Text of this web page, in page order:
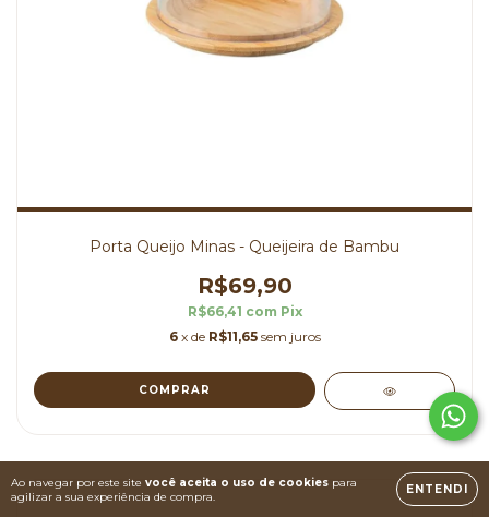
Ao navegar por este site você aceita o uso de cookies para
agilizar a sua experiência de compra.
ENTENDI
Porta Queijo Minas - Queijeira de Bambu
R$69,90
R$66,41 com Pix
6 x de R$11,65 sem juros